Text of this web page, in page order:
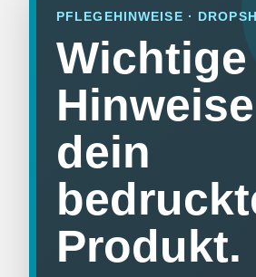
POLOSHIRTS
JACKEN
BABYKLEIDUNG
GESCHENKE
MARKEN
BIO-BAUMWOLLE
PFLEGEHINWEISE ·
Wichtige
dein
Produkt.